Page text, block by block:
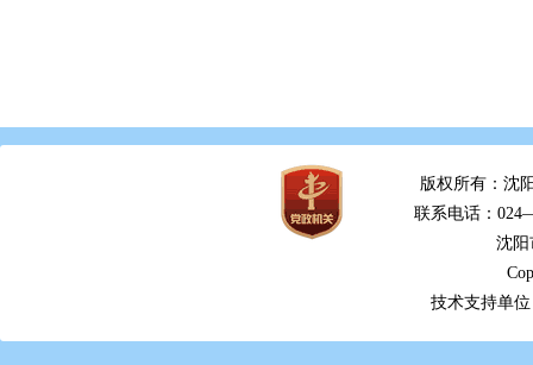
版权所有：沈
联系电话：
沈阳
技术支持单